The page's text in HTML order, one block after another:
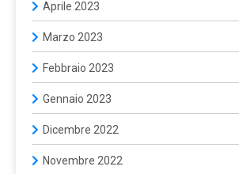
Aprile 2023
Marzo 2023
Febbraio 2023
Gennaio 2023
Dicembre 2022
Novembre 2022